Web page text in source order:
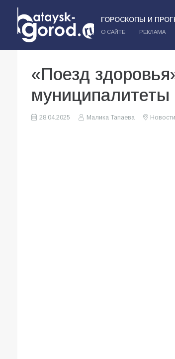
ГОРОСКОПЫ И
О САЙТЕ РЕКЛАМА
«Поезд
муниципалитеты
28.04.2025 Малика Тапаева